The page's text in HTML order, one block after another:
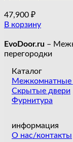
47,900 ₽
В корзину
EvoDoor.ru –
перегородки
Каталог
Межкомнатные
Скрытые двери
Фурнитура
информация
О нас/контакты